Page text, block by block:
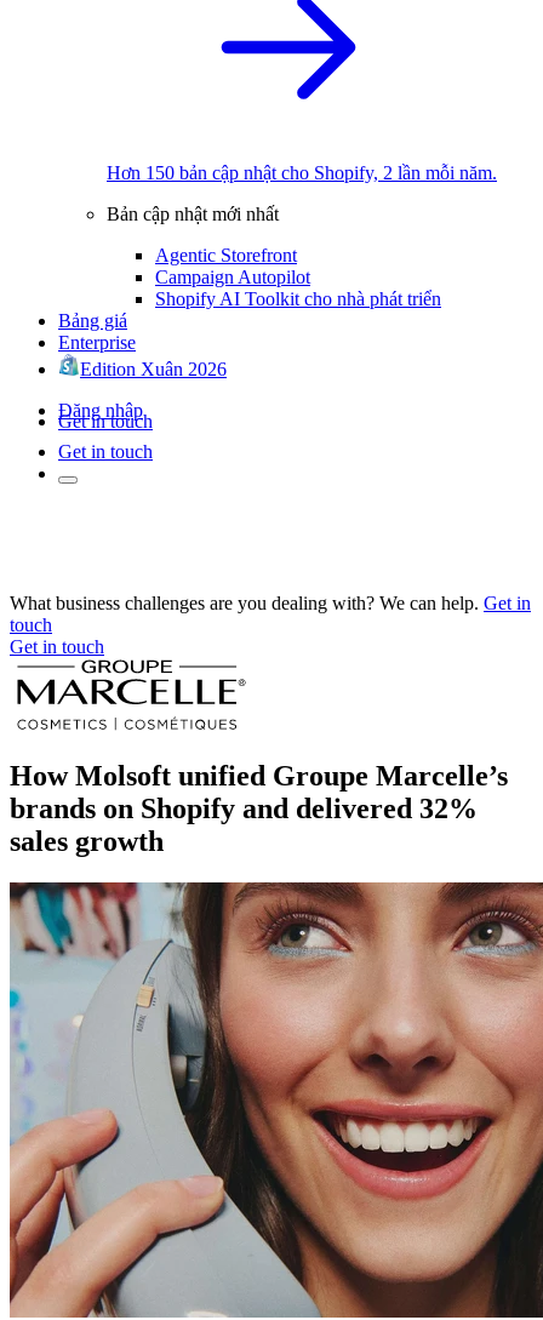
Hơn 150 bản cập nhật cho Shopify, 2 lần mỗi năm.
Bản cập nhật mới nhất
Agentic Storefront
Campaign Autopilot
Shopify AI Toolkit cho nhà phát triển
Bảng giá
Enterprise
Edition Xuân 2026
Đăng nhập
Get in touch
Get in touch
What business challenges are you dealing with? We can help. Get in
touch
Get in touch
How Molsoft unified Groupe Marcelle’s
brands on Shopify and delivered 32%
sales growth